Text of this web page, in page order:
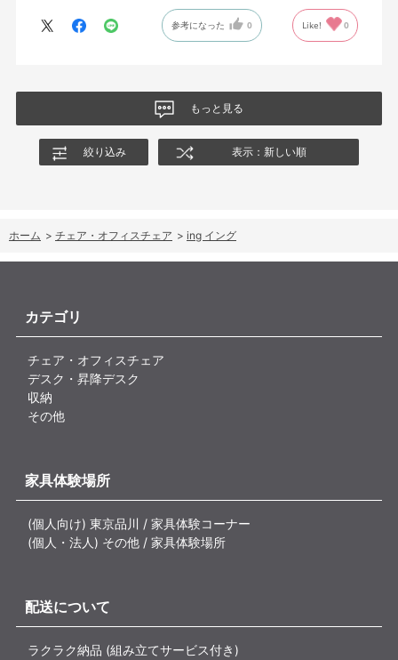
に保つ機構があるようだ。
絵を描くのと、ゲームをするためのデスクで使用しているためお
尻についてくるフレキシブルな座面が嬉しい。
参考になった 0 Like! 0
もっと見る
絞り込み 表示：新しい順
ホーム > チェア・オフィスチェア > ing イング
カテゴリ
チェア・オフィスチェア
デスク・昇降デスク
収納
その他
家具体験場所
(個人向け) 東京品川 / 家具体験コーナー
(個人・法人) その他 / 家具体験場所
配送について
ラクラク納品 (組み立てサービス付き)